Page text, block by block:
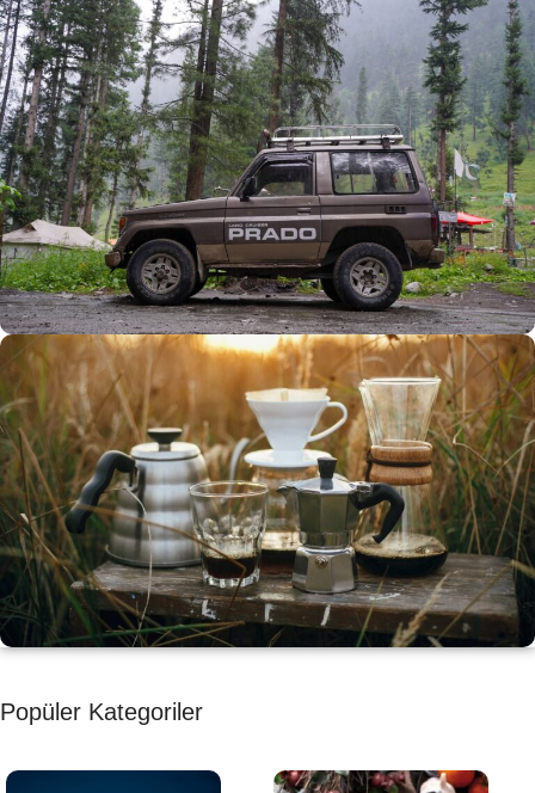
Büyük Yaz İndirimi
0
Günler
00
Hr
00
Min
00
SSK
Alışverişe Başla
ARAÇ AKSESUARLARI
SATIŞ VE MONTAJ
Keşfet
KAHVE KEYFİ
Kahvemizi Denediniz mi ?
Keşfet
Popüler Kategoriler